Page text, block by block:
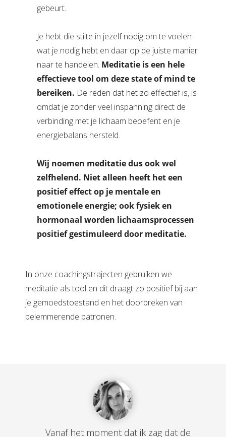
gebeurt.
Je hebt die stilte in jezelf nodig om te voelen
wat je nodig hebt en daar op de juiste manier
naar te handelen. Meditatie is een hele
effectieve tool om deze state of mind te
bereiken. De reden dat het zo effectief is, is
omdat je zonder veel inspanning direct de
verbinding met je lichaam beoefent en je
energiebalans hersteld.
Wij noemen meditatie dus ook wel
zelfhelend. Niet alleen heeft het een
positief effect op je mentale en
emotionele energie; ook fysiek en
hormonaal worden lichaamsprocessen
positief gestimuleerd door meditatie.
In onze coachingstrajecten gebruiken we
meditatie als tool en dit draagt zo positief bij aan
je gemoedstoestand en het doorbreken van
belemmerende patronen.
Vanaf het moment dat ik zag dat de